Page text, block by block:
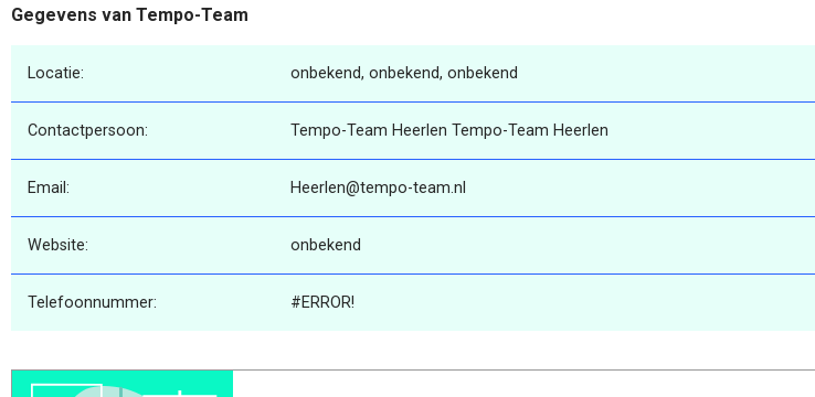
Gegevens van Tempo-Team
Locatie: onbekend, onbekend, onbekend
Contactpersoon: Tempo-Team Heerlen Tempo-Team Heerlen
Email: Heerlen@tempo-team.nl
Website: onbekend
Telefoonnummer: #ERROR!